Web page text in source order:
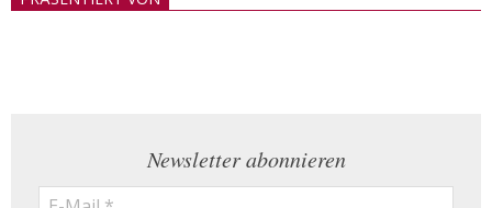
21
Newsletter abonnieren